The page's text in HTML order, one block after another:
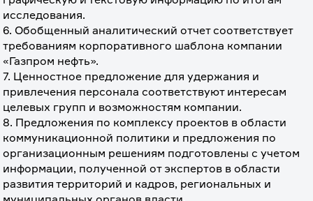
исследования.
6. Обобщенный аналитический отчет соответствует
требованиям корпоративного шаблона компании
«Газпром нефть».
7. Ценностное предложение для удержания и
привлечения персонала соответствуют интересам
целевых групп и возможностям компании.
8. Предложения по комплексу проектов в области
коммуникационной политики и предложения по
организационным решениям подготовлены с учетом
информации, полученной от экспертов в области
развития территорий и кадров, региональных и